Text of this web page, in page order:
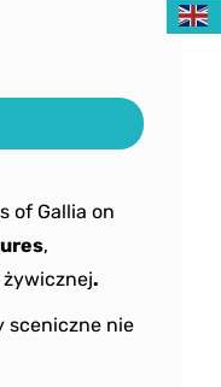
of Gallia on
,
.
sceniczne nie